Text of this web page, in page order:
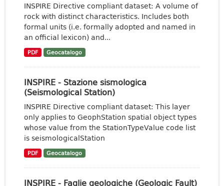
INSPIRE Directive compliant dataset: A volume of
rock with distinct characteristics. Includes both
formal units (i.e. formally adopted and named in
an official lexicon) and...
PDF Geocatalogo
INSPIRE - Stazione sismologica
(Seismological Station)
INSPIRE Directive compliant dataset: This layer
only applies to GeophStation spatial object types
whose value from the StationTypeValue code list
is seismologicalStation
PDF Geocatalogo
INSPIRE - Faglie geologiche (Geologic Fault)